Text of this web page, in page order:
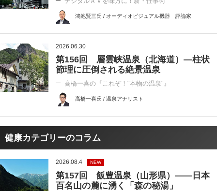
鴻池賢三氏 / オーディオビジュアル機器 評論家
2026.06.30
第156回 層雲峡温泉（北海道）―柱状
節理に圧倒される絶景温泉
高橋一喜の『これぞ！"本物の温泉"』
高橋一喜氏 / 温泉アナリスト
健康カテゴリーのコラム
2026.08.4 NEW
第157回 飯豊温泉（山形県）――日本
百名山の麓に湧く「森の秘湯」